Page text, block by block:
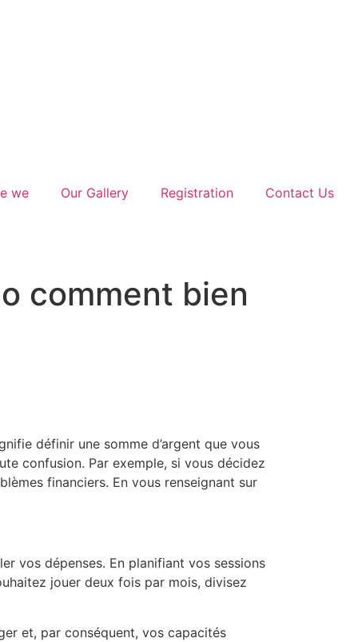
we Our Gallery Registration Contact Us
comment bien
définir une somme d’argent que vous
confusion. Par exemple, si vous décidez
financiers. En vous renseignant sur
vos dépenses. En planifiant vos sessions
jouer deux fois par mois, divisez
et, par conséquent, vos capacités